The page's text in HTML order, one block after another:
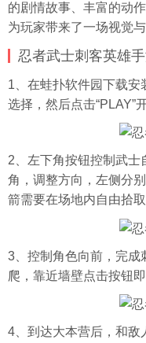
的剧情故事、丰富的动
为玩家带来了一场视觉
忍者武士刺客英雄
1、在蛙扑软件园下载安
选择，然后点击“PLAY”
2、左下角按钮控制武
角，调整方向，左侧分
箭需要在场地内自由拾
3、控制角色向前，完成
爬，靠近墙壁点击按钮即
4、到达大本营后，和敌